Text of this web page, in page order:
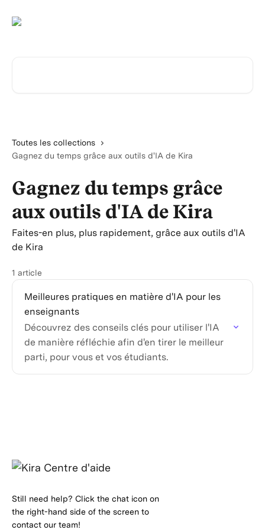
Toutes les collections
Gagnez du temps grâce aux outils d'IA de Kira
Gagnez du temps grâce
aux outils d'IA de Kira
Faites-en plus, plus rapidement, grâce aux outils d'IA
de Kira
1 article
Meilleures pratiques en matière d'IA pour les
enseignants
Découvrez des conseils clés pour utiliser l'IA
de manière réfléchie afin d'en tirer le meilleur
parti, pour vous et vos étudiants.
Still need help? Click the chat icon on
the right-hand side of the screen to
contact our team!